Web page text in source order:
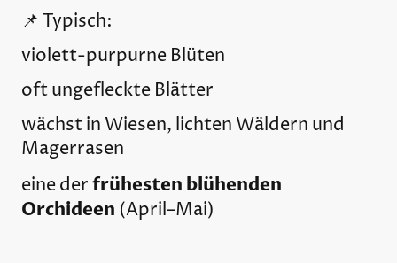
📌 Typisch:
violett-purpurne Blüten
oft ungefleckte Blätter
wächst in Wiesen, lichten Wäldern und
Magerrasen
eine derfrühesten blühenden
Orchideen (April–Mai)